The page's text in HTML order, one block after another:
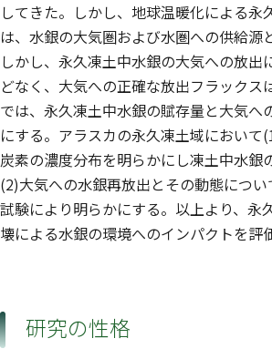
してきた。しかし、地球温暖化による永
は、水銀の大気圏および水圏への供給源
しかし、永久凍土中水銀の大気への放出
どなく、大気への正確な放出フラックス
では、永久凍土中水銀の賦存量と大気へ
にする。アラスカの永久凍土域において
炭素の濃度分布を明らかにし凍土中水銀
(2)大気への水銀再放出とその動態につ
試験により明らかにする。以上より、永
壊による水銀の環境へのインパクトを評
研究の性格